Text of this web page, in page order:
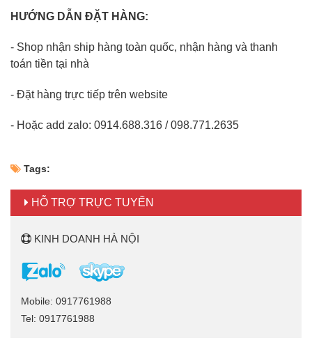
HƯỚNG DẪN ĐẶT HÀNG:
- Shop nhận ship hàng toàn quốc, nhận hàng và thanh
toán tiền tại nhà
- Đặt hàng trực tiếp trên website
- Hoặc add zalo: 0914.688.316 / 098.771.2635
Tags:
HỖ TRỢ TRỰC TUYẾN
KINH DOANH HÀ NỘI
Mobile: 0917761988
Tel: 0917761988